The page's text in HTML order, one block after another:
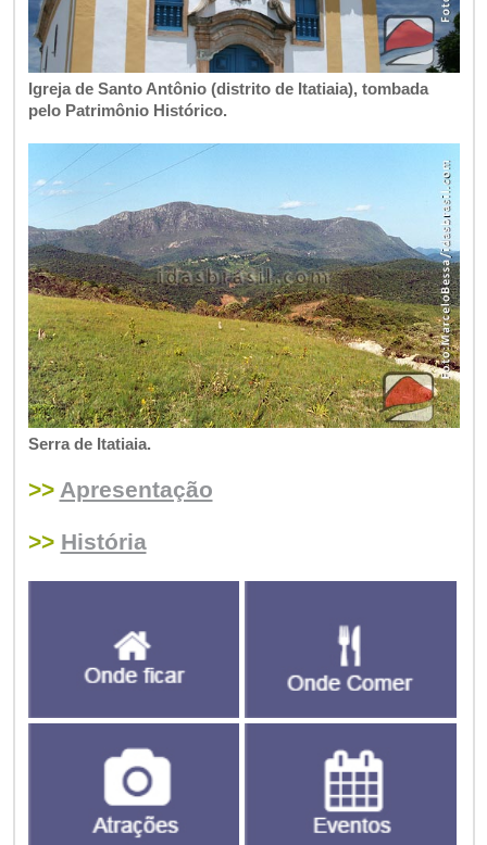
Igreja de Santo Antônio (distrito de Itatiaia), tombada
pelo Patrimônio Histórico.
Serra de Itatiaia.
>> Apresentação
>> História